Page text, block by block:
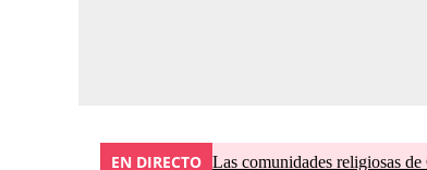
EN DIRECTO Las comunidades religiosas